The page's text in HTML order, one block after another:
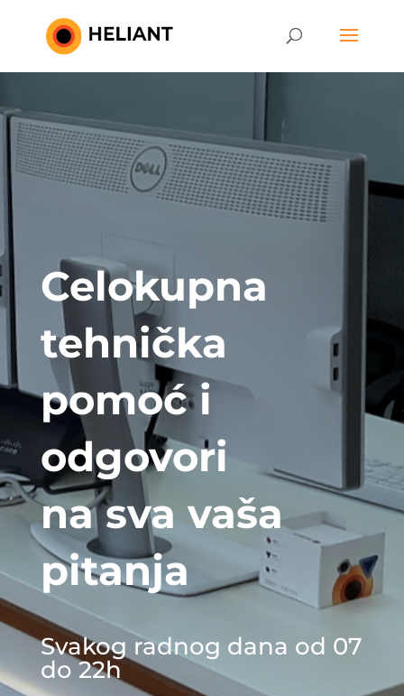
Celokupna
tehnička
pomoć i
odgovori
na sva vaša
pitanja
Svakog radnog dana od 07
do 22h